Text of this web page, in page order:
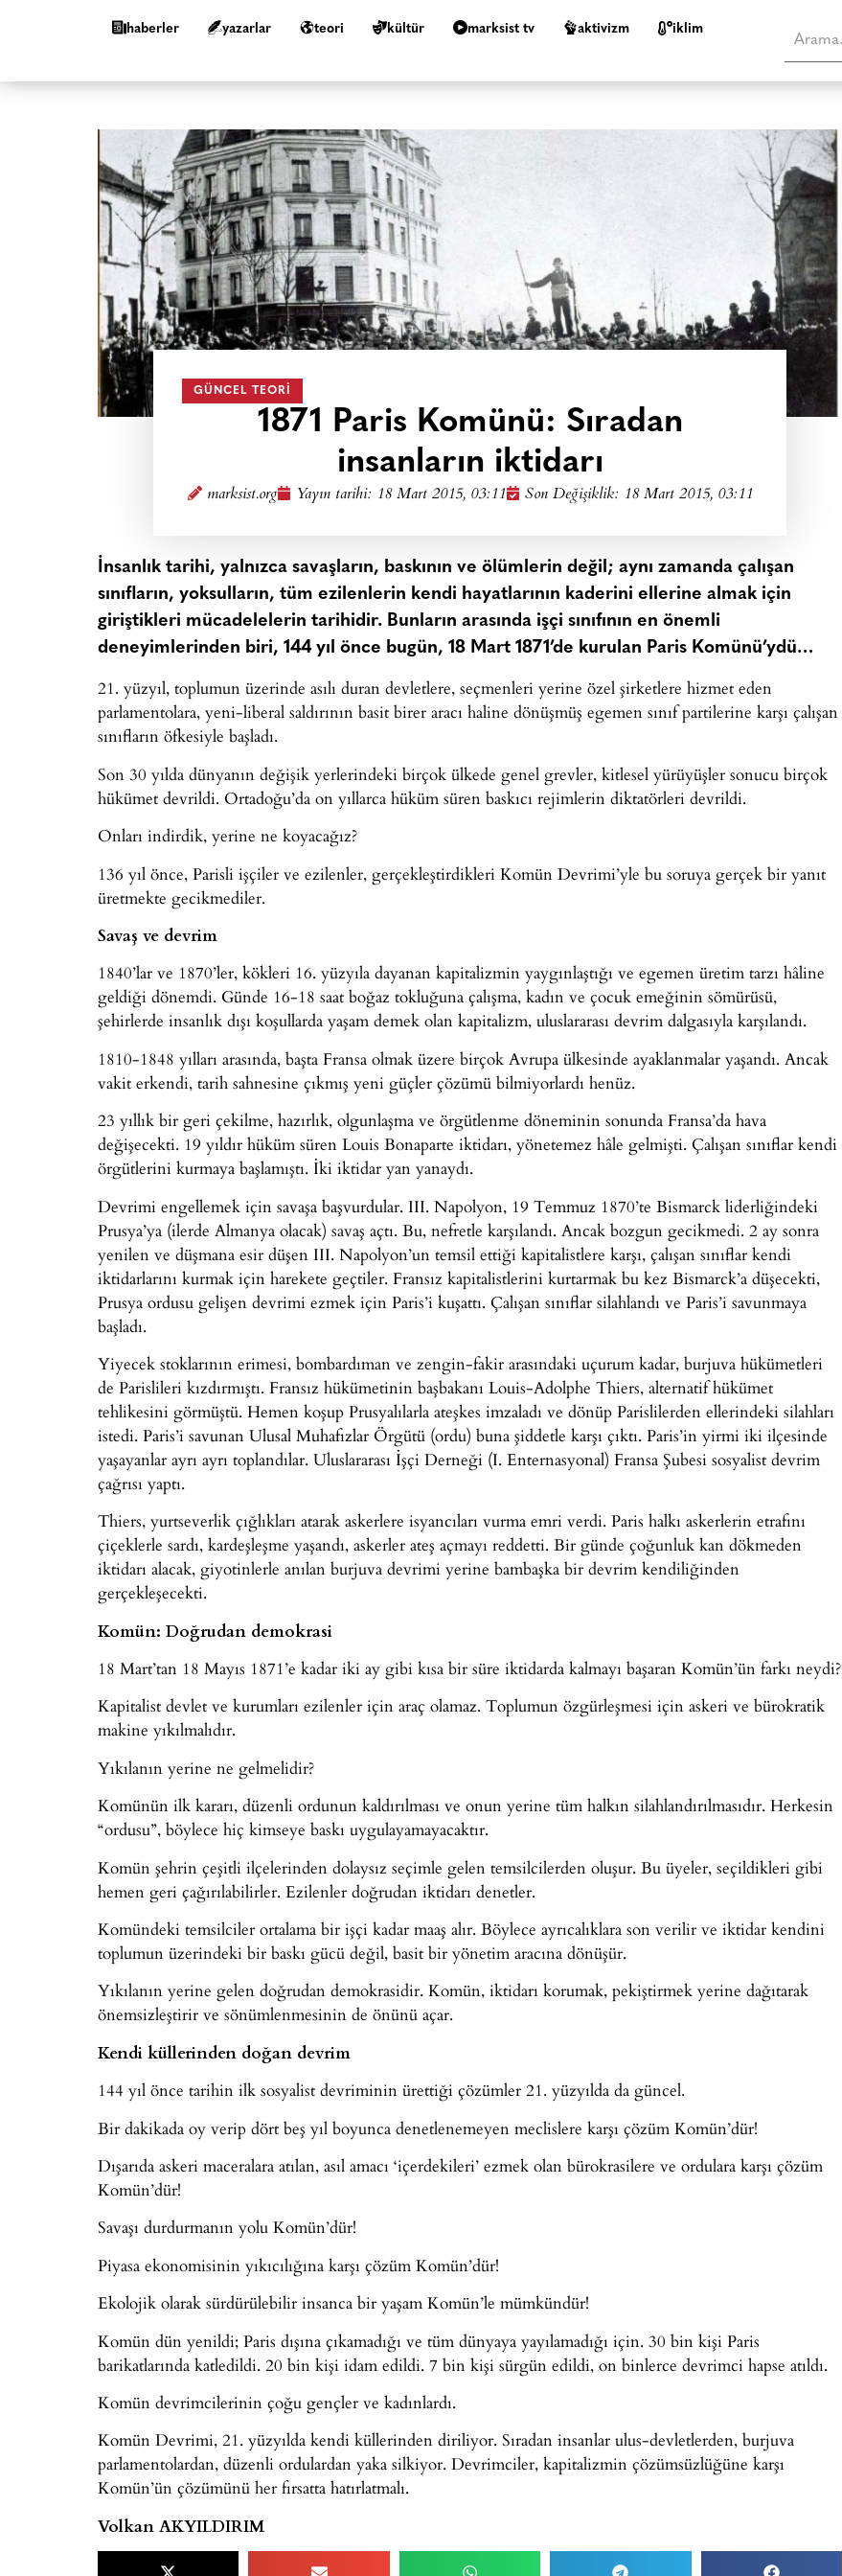
haberler yazarlar teori kültür marksist tv aktivizm i̇klim
GÜNCEL TEORI
1871 Paris Komünü: Sıradan
insanların iktidarı
marksist.org Yayın tarihi: 18 Mart 2015, 03:11 Son Değişiklik: 18 Mart 2015, 03:11
İnsanlık tarihi, yalnızca savaşların, baskının ve ölümlerin değil; aynı zamanda çalışan
sınıfların, yoksulların, tüm ezilenlerin kendi hayatlarının kaderini ellerine almak için
giriştikleri mücadelelerin tarihidir. Bunların arasında işçi sınıfının en önemli
deneyimlerinden biri, 144 yıl önce bugün, 18 Mart 1871’de kurulan Paris Komünü’ydü…
21. yüzyıl, toplumun üzerinde asılı duran devletlere, seçmenleri yerine özel şirketlere hizmet eden
parlamentolara, yeni-liberal saldırının basit birer aracı haline dönüşmüş egemen sınıf partilerine karşı çalışan
sınıfların öfkesiyle başladı.
Son 30 yılda dünyanın değişik yerlerindeki birçok ülkede genel grevler, kitlesel yürüyüşler sonucu birçok
hükümet devrildi. Ortadoğu’da on yıllarca hüküm süren baskıcı rejimlerin diktatörleri devrildi.
Onları indirdik, yerine ne koyacağız?
136 yıl önce, Parisli işçiler ve ezilenler, gerçekleştirdikleri Komün Devrimi’yle bu soruya gerçek bir yanıt
üretmekte gecikmediler.
Savaş ve devrim
1840’lar ve 1870’ler, kökleri 16. yüzyıla dayanan kapitalizmin yaygınlaştığı ve egemen üretim tarzı hâline
geldiği dönemdi. Günde 16-18 saat boğaz tokluğuna çalışma, kadın ve çocuk emeğinin sömürüsü,
şehirlerde insanlık dışı koşullarda yaşam demek olan kapitalizm, uluslararası devrim dalgasıyla karşılandı.
1810-1848 yılları arasında, başta Fransa olmak üzere birçok Avrupa ülkesinde ayaklanmalar yaşandı. Ancak
vakit erkendi, tarih sahnesine çıkmış yeni güçler çözümü bilmiyorlardı henüz.
23 yıllık bir geri çekilme, hazırlık, olgunlaşma ve örgütlenme döneminin sonunda Fransa’da hava
değişecekti. 19 yıldır hüküm süren Louis Bonaparte iktidarı, yönetemez hâle gelmişti. Çalışan sınıflar kendi
örgütlerini kurmaya başlamıştı. İki iktidar yan yanaydı.
Devrimi engellemek için savaşa başvurdular. III. Napolyon, 19 Temmuz 1870’te Bismarck liderliğindeki
Prusya’ya (ilerde Almanya olacak) savaş açtı. Bu, nefretle karşılandı. Ancak bozgun gecikmedi. 2 ay sonra
yenilen ve düşmana esir düşen III. Napolyon’un temsil ettiği kapitalistlere karşı, çalışan sınıflar kendi
iktidarlarını kurmak için harekete geçtiler. Fransız kapitalistlerini kurtarmak bu kez Bismarck’a düşecekti,
Prusya ordusu gelişen devrimi ezmek için Paris’i kuşattı. Çalışan sınıflar silahlandı ve Paris’i savunmaya
başladı.
Yiyecek stoklarının erimesi, bombardıman ve zengin-fakir arasındaki uçurum kadar, burjuva hükümetleri
de Parislileri kızdırmıştı. Fransız hükümetinin başbakanı Louis-Adolphe Thiers, alternatif hükümet
tehlikesini görmüştü. Hemen koşup Prusyalılarla ateşkes imzaladı ve dönüp Parislilerden ellerindeki silahları
istedi. Paris’i savunan Ulusal Muhafızlar Örgütü (ordu) buna şiddetle karşı çıktı. Paris’in yirmi iki ilçesinde
yaşayanlar ayrı ayrı toplandılar. Uluslararası İşçi Derneği (I. Enternasyonal) Fransa Şubesi sosyalist devrim
çağrısı yaptı.
Thiers, yurtseverlik çığlıkları atarak askerlere isyancıları vurma emri verdi. Paris halkı askerlerin etrafını
çiçeklerle sardı, kardeşleşme yaşandı, askerler ateş açmayı reddetti. Bir günde çoğunluk kan dökmeden
iktidarı alacak, giyotinlerle anılan burjuva devrimi yerine bambaşka bir devrim kendiliğinden
gerçekleşecekti.
Komün: Doğrudan demokrasi
18 Mart’tan 18 Mayıs 1871’e kadar iki ay gibi kısa bir süre iktidarda kalmayı başaran Komün’ün farkı neydi?
Kapitalist devlet ve kurumları ezilenler için araç olamaz. Toplumun özgürleşmesi için askeri ve bürokratik
makine yıkılmalıdır.
Yıkılanın yerine ne gelmelidir?
Komünün ilk kararı, düzenli ordunun kaldırılması ve onun yerine tüm halkın silahlandırılmasıdır. Herkesin
“ordusu”, böylece hiç kimseye baskı uygulayamayacaktır.
Komün şehrin çeşitli ilçelerinden dolaysız seçimle gelen temsilcilerden oluşur. Bu üyeler, seçildikleri gibi
hemen geri çağırılabilirler. Ezilenler doğrudan iktidarı denetler.
Komündeki temsilciler ortalama bir işçi kadar maaş alır. Böylece ayrıcalıklara son verilir ve iktidar kendini
toplumun üzerindeki bir baskı gücü değil, basit bir yönetim aracına dönüşür.
Yıkılanın yerine gelen doğrudan demokrasidir. Komün, iktidarı korumak, pekiştirmek yerine dağıtarak
önemsizleştirir ve sönümlenmesinin de önünü açar.
Kendi küllerinden doğan devrim
144 yıl önce tarihin ilk sosyalist devriminin ürettiği çözümler 21. yüzyılda da güncel.
Bir dakikada oy verip dört beş yıl boyunca denetlenemeyen meclislere karşı çözüm Komün’dür!
Dışarıda askeri maceralara atılan, asıl amacı ‘içerdekileri’ ezmek olan bürokrasilere ve ordulara karşı çözüm
Komün’dür!
Savaşı durdurmanın yolu Komün’dür!
Piyasa ekonomisinin yıkıcılığına karşı çözüm Komün’dür!
Ekolojik olarak sürdürülebilir insanca bir yaşam Komün’le mümkündür!
Komün dün yenildi; Paris dışına çıkamadığı ve tüm dünyaya yayılamadığı için. 30 bin kişi Paris
barikatlarında katledildi. 20 bin kişi idam edildi. 7 bin kişi sürgün edildi, on binlerce devrimci hapse atıldı.
Komün devrimcilerinin çoğu gençler ve kadınlardı.
Komün Devrimi, 21. yüzyılda kendi küllerinden diriliyor. Sıradan insanlar ulus-devletlerden, burjuva
parlamentolardan, düzenli ordulardan yaka silkiyor. Devrimciler, kapitalizmin çözümsüzlüğüne karşı
Komün’ün çözümünü her fırsatta hatırlatmalı.
Volkan AKYILDIRIM